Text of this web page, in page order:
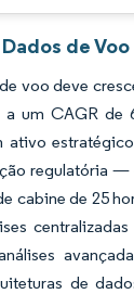
de
deve
um CAGR
regulatória
cabine de 25
de